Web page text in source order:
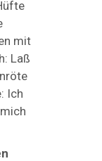
mit
Laß
Ich